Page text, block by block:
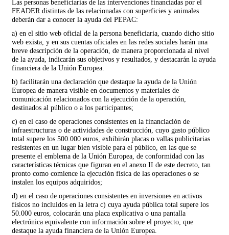
Las personas beneficiarias de las intervenciones financiadas por el
FEADER distintas de las relacionadas con superficies y animales
deberán dar a conocer la ayuda del PEPAC:
a) en el sitio web oficial de la persona beneficiaria, cuando dicho sitio
web exista, y en sus cuentas oficiales en las redes sociales harán una
breve descripción de la operación, de manera proporcionada al nivel
de la ayuda, indicarán sus objetivos y resultados, y destacarán la ayuda
financiera de la Unión Europea.
b) facilitarán una declaración que destaque la ayuda de la Unión
Europea de manera visible en documentos y materiales de
comunicación relacionados con la ejecución de la operación,
destinados al público o a los participantes;
c) en el caso de operaciones consistentes en la financiación de
infraestructuras o de actividades de construcción, cuyo gasto público
total supere los 500.000 euros, exhibirán placas o vallas publicitarias
resistentes en un lugar bien visible para el público, en las que se
presente el emblema de la Unión Europea, de conformidad con las
características técnicas que figuran en el anexo II de este decreto, tan
pronto como comience la ejecución física de las operaciones o se
instalen los equipos adquiridos;
d) en el caso de operaciones consistentes en inversiones en activos
físicos no incluidos en la letra c) cuya ayuda pública total supere los
50.000 euros, colocarán una placa explicativa o una pantalla
electrónica equivalente con información sobre el proyecto, que
destaque la ayuda financiera de la Unión Europea.